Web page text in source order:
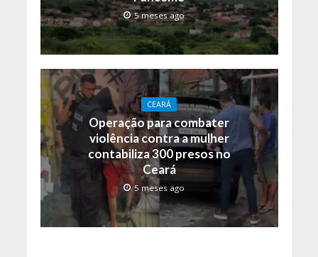
5 meses ago
CEARÁ
Operação para combater
violência contra a mulher
contabiliza 300 presos no
Ceará
5 meses ago